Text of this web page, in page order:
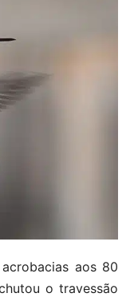
aos 80
o travessão